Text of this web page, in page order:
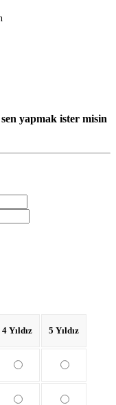
yapmak ister misin
4 Yıldız 5 Yıldız